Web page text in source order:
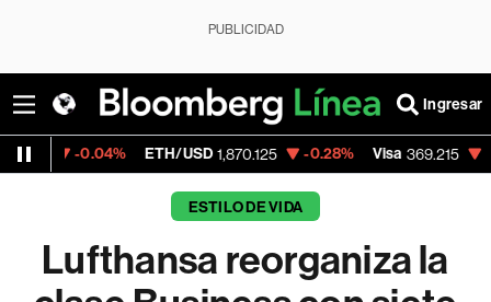
PUBLICIDAD
Ingresar
ETH/USD 1,870.125 -0.28% Visa 369.215 -0.10%
ESTILO DE VIDA
Lufthansa reorganiza la